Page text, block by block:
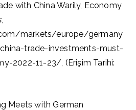
with China Warily, Economy
,
markets/europe/germany
trade-investments-must-
2022-11-23/, (Erişim Tarihi:
Meets with German